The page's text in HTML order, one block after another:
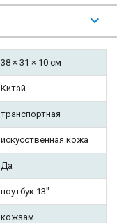
38 × 31 × 10 см
Китай
транспортная
искусственная кожа
Да
ноутбук 13"
кожзам